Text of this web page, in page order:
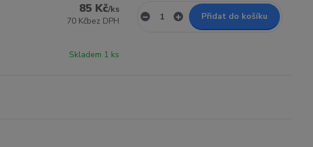
85 Kč/ks
70 Kčbez DPH
Skladem 1 ks
Přidat do košíku